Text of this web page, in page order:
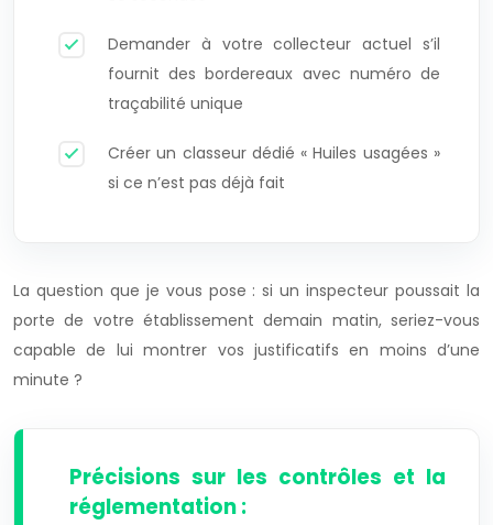
Demander à votre collecteur actuel s’il
fournit des bordereaux avec numéro de
traçabilité unique
Créer un classeur dédié « Huiles usagées »
si ce n’est pas déjà fait
La question que je vous pose : si un inspecteur poussait la
porte de votre établissement demain matin, seriez-vous
capable de lui montrer vos justificatifs en moins d’une
minute ?
Précisions sur les contrôles et la
réglementation :